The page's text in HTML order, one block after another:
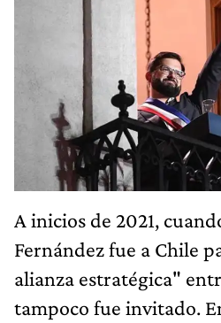
A inicios de 2021,
Fernández fue a Chile
alianza estratégica"
tampoco fue invitado.